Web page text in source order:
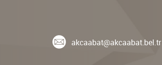
akcaabat@akcaabat.bel.tr